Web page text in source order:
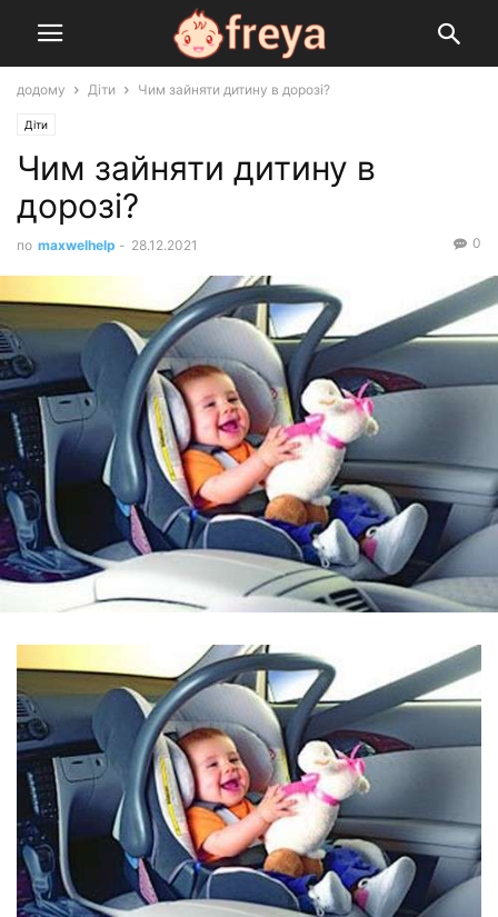
додому Діти Чим зайняти дитину в дорозі?
Діти
Чим зайняти дитину в
дорозі?
по maxwelhelp - 28.12.2021 0